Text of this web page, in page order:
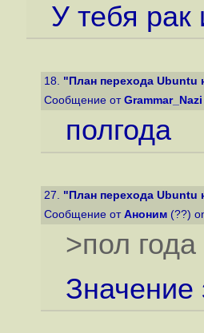
У тебя рак
18. "План перехода Ubuntu
Сообщение от Grammar_Nazi
полгода
27. "План перехода Ubuntu
Сообщение от Аноним (??)
>пол года